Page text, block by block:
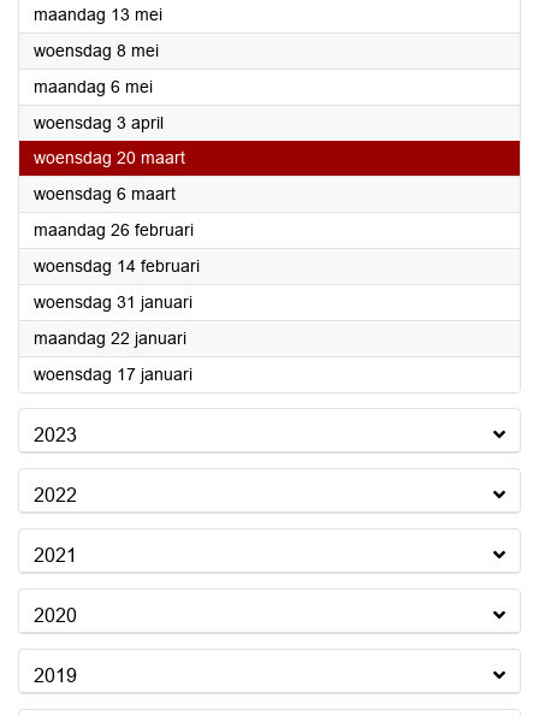
maandag 13 mei2024
woensdag 8 mei2024
maandag 6 mei2024
woensdag 3 april2024
woensdag 20 maart2024
woensdag 6 maart2024
maandag 26 februari2024
woensdag 14 februari2024
woensdag 31 januari2024
maandag 22 januari2024
woensdag 17 januari2024
2023
2022
2021
2020
2019